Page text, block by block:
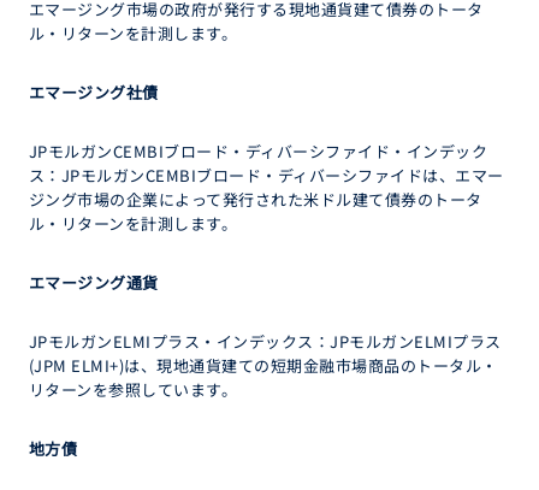
エマージング市場の政府が発行する現地通貨建て債券のトータ
ル・リターンを計測します。
エマージング社債
JPモルガンCEMBIブロード・ディバーシファイド・インデック
ス：JPモルガンCEMBIブロード・ディバーシファイドは、エマー
ジング市場の企業によって発行された米ドル建て債券のトータ
ル・リターンを計測します。
エマージング通貨
JPモルガンELMIプラス・インデックス：JPモルガンELMIプラス
(JPM ELMI+)は、現地通貨建ての短期金融市場商品のトータル・
リターンを参照しています。
地方債